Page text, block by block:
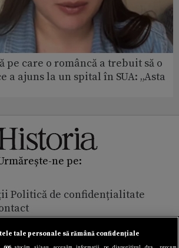
pe care o româncă a trebuit să o
a ajuns la un spital în SUA: „Asta
ne pe:
Politică de confidențialitate
pentru confidențialitate
rezervate Adevarul Holding 2026
tale personale să rămână confidențiale